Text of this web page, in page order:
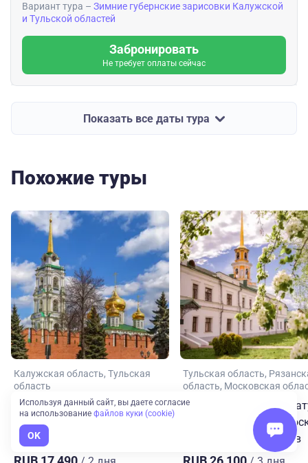
Вариант тура – Зимние губернские зарисовки Калужской
и Тульской областей
Забронировать
Не требует оплаты сейчас
Показать все даты тура
Похожие туры
Калужская область Тульская
область
Зимние губернские
зарисовки Калужской и
Тульской областей
Тульская область
область Московская
Поэт. Писатель.
Автобусный тур из
Рязань – Тула – Чехов
Используя данный сайт, вы даете согласие
на использование файлов куки (cookie)
OK